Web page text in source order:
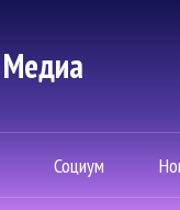
Социум